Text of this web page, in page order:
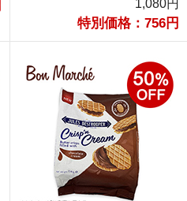
1,080円
特別価格：756円